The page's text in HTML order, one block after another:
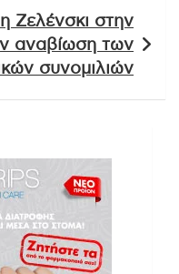
Ζελένσκι στην
αναβίωση των
συνομιλιών